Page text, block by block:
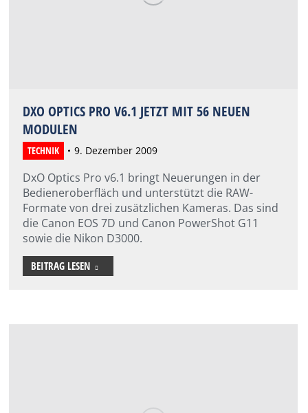
DXO OPTICS PRO V6.1 JETZT MIT 56 NEUEN
MODULEN
TECHNIK 9. Dezember 2009
DxO Optics Pro v6.1 bringt Neuerungen in der
Bedieneroberfläch und unterstützt die RAW-
Formate von drei zusätzlichen Kameras. Das sind
die Canon EOS 7D und Canon PowerShot G11
sowie die Nikon D3000.
BEITRAG LESEN